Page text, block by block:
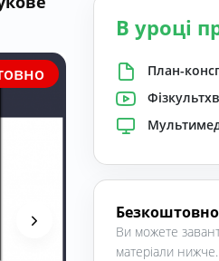
В уроці
План-
Безкоштовно
Ви можете
матеріали нижче.